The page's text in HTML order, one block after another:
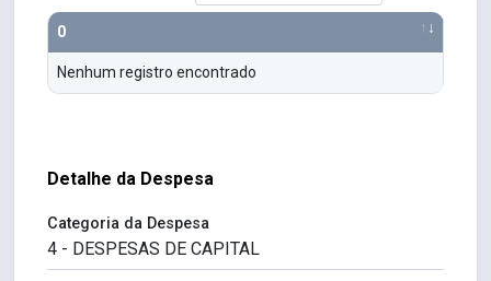
0
Nenhum registro encontrado
Detalhe da Despesa
Categoria da Despesa